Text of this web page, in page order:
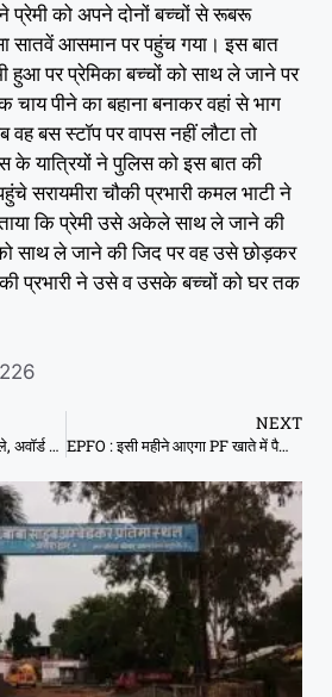
प्रेमी को अपने दोनों बच्‍चों से रूबरू
सातवें आसमान पर पहुंच गया। इस बात
हुआ पर प्रेमिका बच्‍चों को साथ ले जाने पर
चाय पीने का बहाना बनाकर वहां से भाग
बस स्‍टॉप पर वापस नहीं लौटा तो
के यात्रियों ने पुलिस को इस बात की
सरायमीरा चौकी प्रभारी कमल भाटी ने
कि प्रेमी उसे अकेले साथ ले जाने की
साथ ले जाने की जिद पर वह उसे छोड़कर
प्रभारी ने उसे व उसके बच्चों को घर तक
226
MP : BJP अध्यक्ष वीडी शर्मा बोले, अवॉर्ड वापसी करने वालों से छीन लो अवॉर्ड्स
NEXT
EPFO : इसी महीने आएगा PF खाते में पैसा, एक मिस्ड कॉल देकर जान सकते हैं अपना बैलेंस